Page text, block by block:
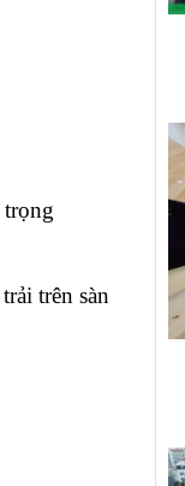
trên sàn